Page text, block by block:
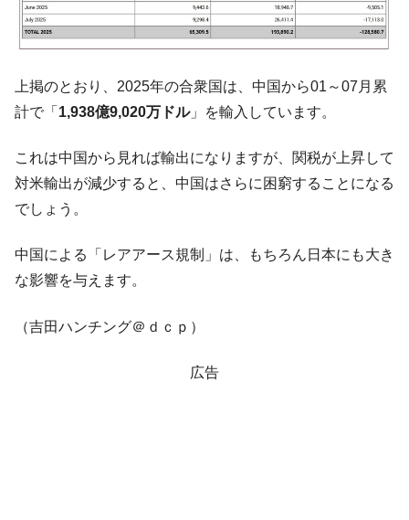
上掲のとおり、2025年の合衆国は、中国から01～07月累
計で「 1,938億9,020万ドル」を輸入しています。
これは中国から見れば輸出になりますが、関税が上昇して
対米輸出が減少すると、中国はさらに困窮することになる
でしょう。
中国による「レアアース規制」は、もちろん日本にも大き
な影響を与えます。
（吉田ハンチング＠ｄｃｐ）
広告